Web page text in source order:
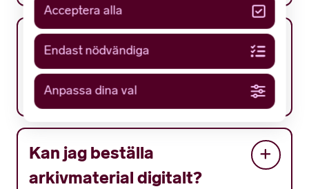
Måste man besöka er på
plats för att få ta del av
arkivmaterial?
Kan jag beställa
arkivmaterial digitalt?
Acceptera alla
Endast nödvändiga
Anpassa dina val